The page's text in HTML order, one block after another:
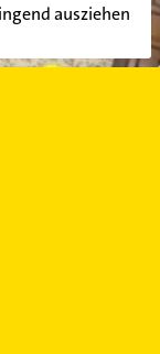
ausziehen